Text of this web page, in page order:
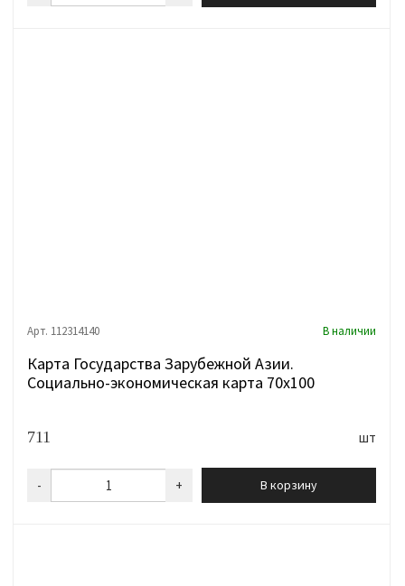
Арт. 112314140 В наличии
Карта Государства Зарубежной Азии.
Социально-экономическая карта 70х100
711 шт
- + В корзину